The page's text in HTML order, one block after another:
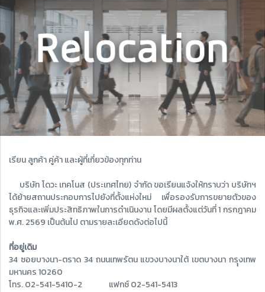
เรียน ลูกค้า คู่ค้า และผู้ที่เกี่ยวข้องทุกท่าน
บริษัท โดวะ เทคโนส (ประเทศไทย) จำกัด ขอเรียนแจ้งให้ทราบว่า บริษัทฯ
ได้ย้ายสถานประกอบการไปยังที่ตั้งแห่งใหม่ เพื่อรองรับการขยายตัวของ
ธุรกิจและเพิ่มประสิทธิภาพในการดำเนินงาน โดยมีผลตั้งแต่วันที่ 1 กรกฎาคม
พ.ศ. 2569 เป็นต้นไป ตามรายละเอียดดังต่อไปนี้
ที่อยู่เดิม
34 ซอยบางนา-ตราด 34 ถนนเทพรัตน แขวงบางนาใต้ เขตบางนา กรุุงเทพ
มหานคร 10260
โทร. 02-541-5410-2 แฟกซ์ 02-541-5413